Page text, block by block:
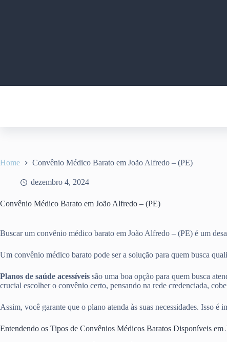
Home Convênio Médico Barato em João Alfredo – (PE)
dezembro 4, 2024
Convênio Médico Barato em João Alfredo – (PE)
Buscar um convênio médico barato em João Alfredo – (PE) é um
Um convênio médico barato pode ser a solução para quem busca
Planos de saúde acessíveis são uma boa opção para quem busca
crucial escolher o convênio certo, pensando na rede credenciada,
Assim, você garante que o plano atenda às suas necessidades. Isso
Entendendo os Tipos de Convênios Médicos Baratos Disponíveis